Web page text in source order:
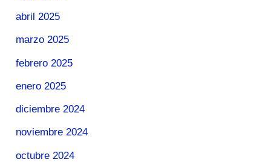
abril 2025
marzo 2025
febrero 2025
enero 2025
diciembre 2024
noviembre 2024
octubre 2024